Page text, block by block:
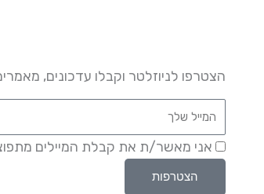
הצטרפו לניוזלטר וקבלו עדכונים,
אני מאשר/ת את קבלת המיילים
הצטרפות